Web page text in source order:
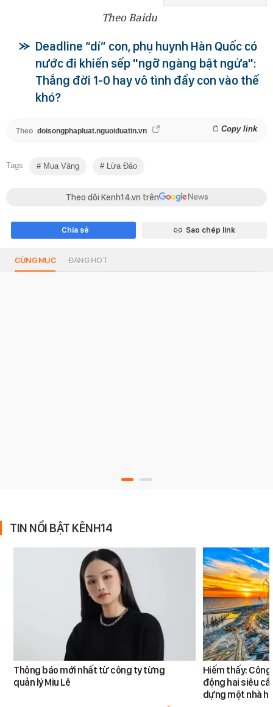
Theo Baidu
Deadline “dí” con, phụ huynh Hàn Quốc có
nước đi khiến sếp "ngỡ ngàng bật ngửa":
Thắng đời 1-0 hay vô tình đẩy con vào thế
khó?
Theo doisongphapluat.nguoiduatin.vn Copy link
Tags Mua Vàng Lừa Đảo
Theo dõi Kenh14.vn trên
Chia sẻ Sao chép link
CÙNG MỤC ĐANG HOT
TIN NỔI BẬT KÊNH14
Thông báo mới nhất từ công ty từng
quản lý Miu Lê
Hiếm thấy:
động hai siêu
dựng một nhà